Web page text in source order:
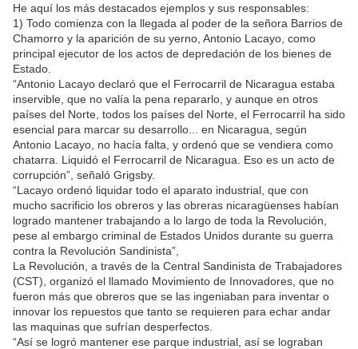
He aquí los más destacados ejemplos y sus responsables:
1) Todo comienza con la llegada al poder de la señora Barrios de
Chamorro y la aparición de su yerno, Antonio Lacayo, como
principal ejecutor de los actos de depredación de los bienes de
Estado.
“Antonio Lacayo declaró que el Ferrocarril de Nicaragua estaba
inservible, que no valía la pena repararlo, y aunque en otros
países del Norte, todos los países del Norte, el Ferrocarril ha sido
esencial para marcar su desarrollo... en Nicaragua, según
Antonio Lacayo, no hacía falta, y ordenó que se vendiera como
chatarra. Liquidó el Ferrocarril de Nicaragua. Eso es un acto de
corrupción”, señaló Grigsby.
“Lacayo ordenó liquidar todo el aparato industrial, que con
mucho sacrificio los obreros y las obreras nicaragüenses habían
logrado mantener trabajando a lo largo de toda la Revolución,
pese al embargo criminal de Estados Unidos durante su guerra
contra la Revolución Sandinista”,
La Revolución, a través de la Central Sandinista de Trabajadores
(CST), organizó el llamado Movimiento de Innovadores, que no
fueron más que obreros que se las ingeniaban para inventar o
innovar los repuestos que tanto se requieren para echar andar
las maquinas que sufrían desperfectos.
“Así se logró mantener ese parque industrial, así se lograban